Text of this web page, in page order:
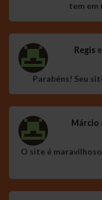
tem em
Regis
Parabéns! Seu
Márcio
O site é